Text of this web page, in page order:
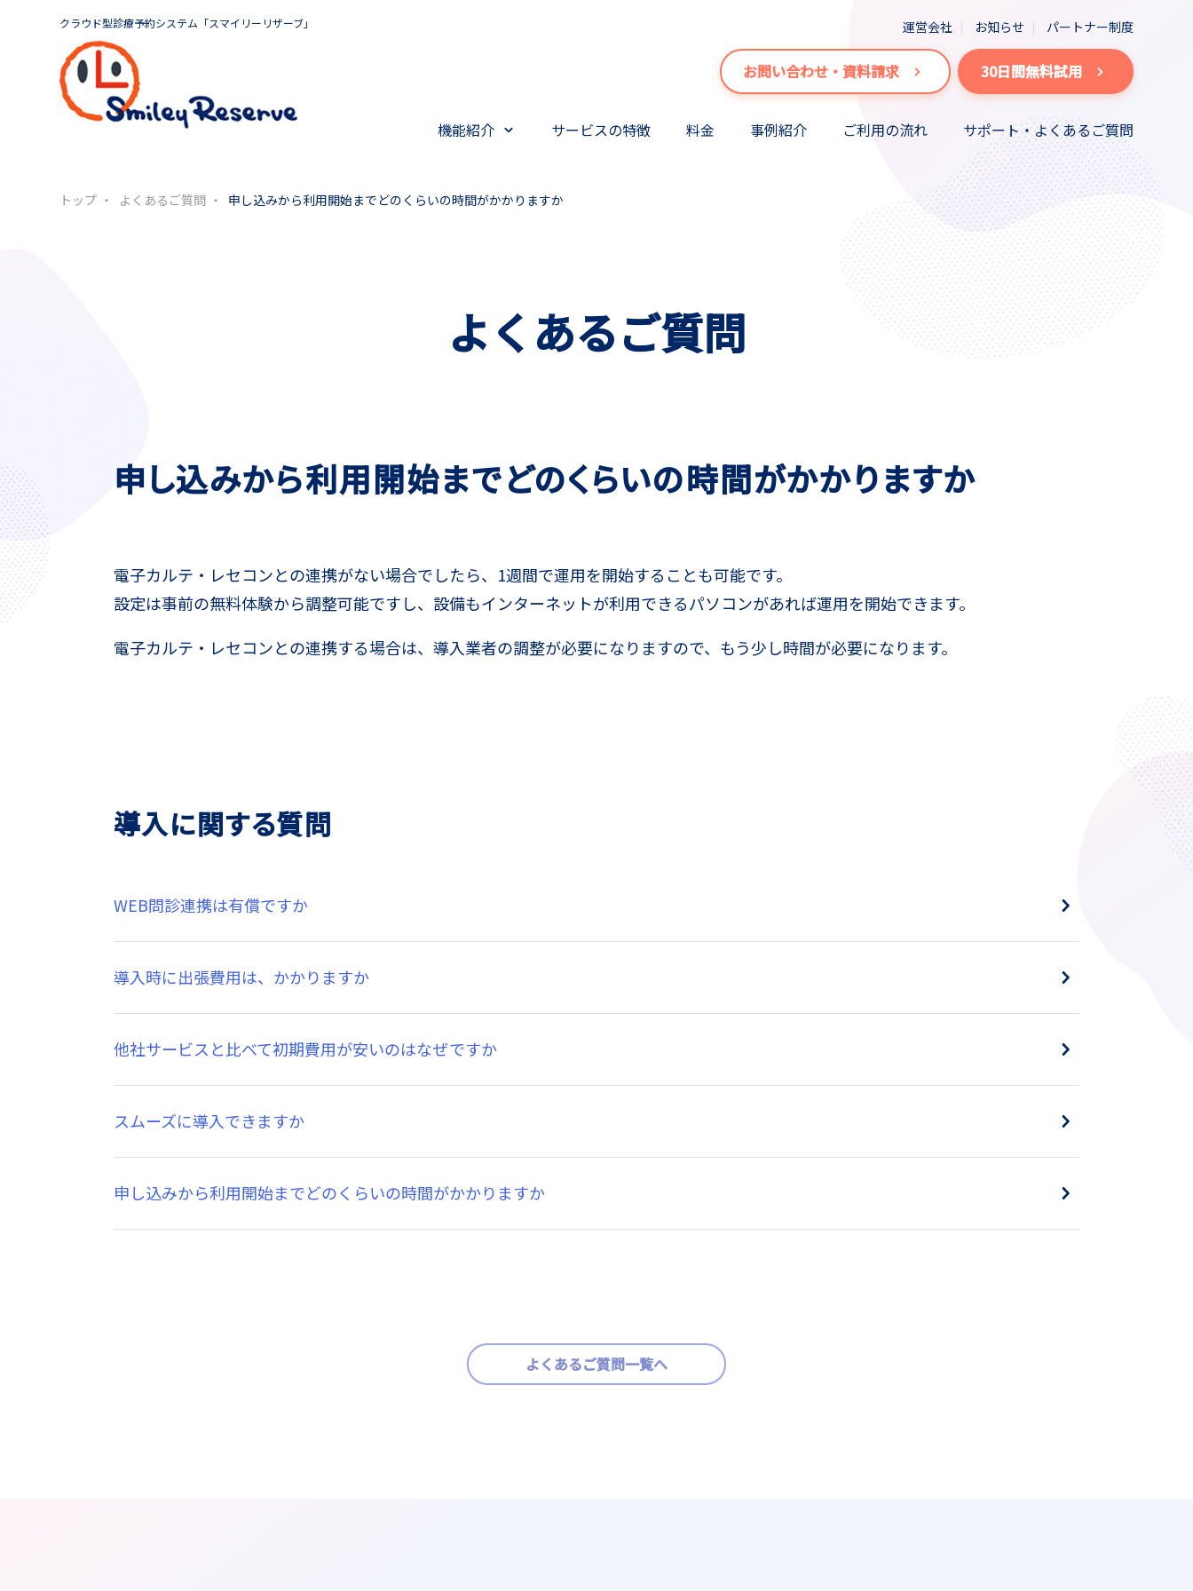
クラウド型診療予約システム「スマイリーリザーブ」
機能紹介 サービスの特徴 料金 事例紹介 ご利用の流れ サポート・よくあるご質問
運営会社 お知らせ パートナー制度
お問い合わせ・資料請求 30日間無料試用
トップ よくあるご質問 申し込みから利用開始までどのくらいの時間がかかりますか
よくあるご質問
申し込みから利用開始までどのくらいの時間がかかりますか
電子カルテ・レセコンとの連携がない場合でしたら、1週間で運用を開始することも可能です。
設定は事前の無料体験から調整可能ですし、設備もインターネットが利用できるパソコンがあれば運用を開始できます。
電子カルテ・レセコンとの連携する場合は、導入業者の調整が必要になりますので、もう少し時間が必要になります。
導入に関する質問
WEB問診連携は有償ですか
導入時に出張費用は、かかりますか
他社サービスと比べて初期費用が安いのはなぜですか
スムーズに導入できますか
申し込みから利用開始までどのくらいの時間がかかりますか
よくあるご質問一覧へ